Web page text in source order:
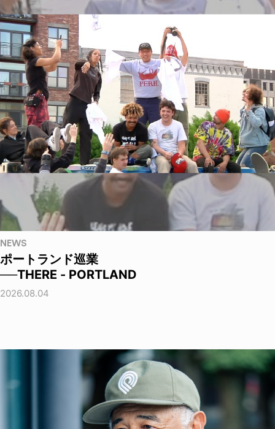
NEWS
ポートランド巡業
──THERE - PORTLAND
2026.08.04